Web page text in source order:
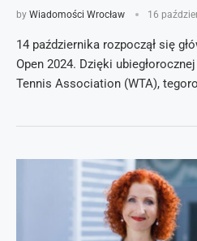
by Wiadomości Wrocław 16
14 października rozpoczął się
Open 2024. Dzięki
Tennis Association (WTA),